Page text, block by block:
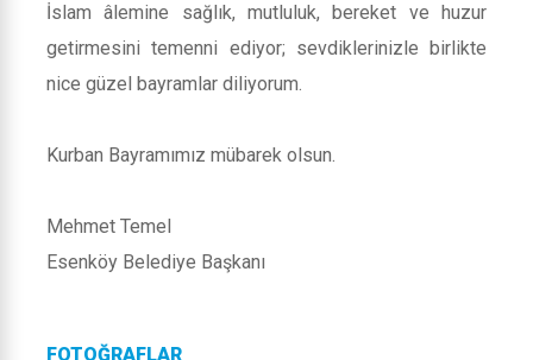
İslam âlemine sağlık, mutluluk, bereket ve huzur
getirmesini temenni ediyor; sevdiklerinizle birlikte
nice güzel bayramlar diliyorum.
Kurban Bayramımız mübarek olsun.
Mehmet Temel
Esenköy Belediye Başkanı
FOTOĞRAFLAR